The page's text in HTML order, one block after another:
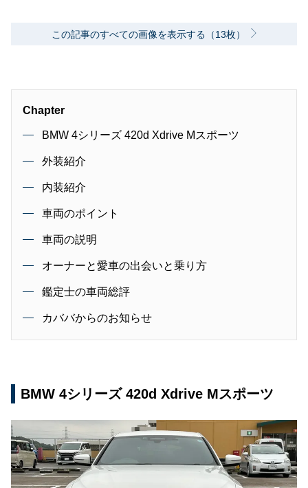
この記事のすべての画像を表示する（13枚）
Chapter
BMW 4シリーズ 420d Xdrive Mスポーツ
外装紹介
内装紹介
車両のポイント
車両の説明
オーナーと愛車の出会いと乗り方
鑑定士の車両総評
カババからのお知らせ
BMW 4シリーズ 420d Xdrive Mスポーツ